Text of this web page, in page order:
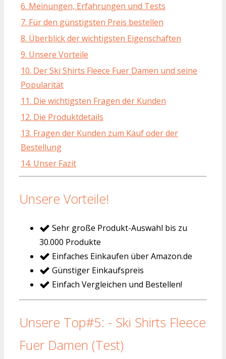
6. Meinungen, Erfahrungen und Tests
7. Für den günstigsten Preis bestellen
8. Überblick der wichtigsten Eigenschaften
9. Unsere Vorteile
10. Der Ski Shirts Fleece Fuer Damen und seine
Popularität
11. Die wichtigsten Fragen der Kunden
12. Die Produktdetails
13. Fragen der Kunden zum Kauf oder der
Bestellung
14. Unser Fazit
Unsere Vorteile!
Sehr große Produkt-Auswahl bis zu
30.000 Produkte
Einfaches Einkaufen über Amazon.de
Günstiger Einkaufspreis
Einfach Vergleichen und Bestellen!
Unsere Top#5: - Ski Shirts Fleece
Fuer Damen (Test)